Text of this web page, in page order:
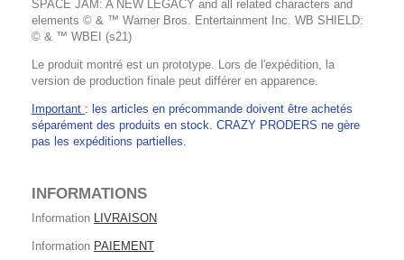
SPACE JAM: A NEW LEGACY and all related characters and
elements © & ™ Warner Bros. Entertainment Inc. WB SHIELD:
© & ™ WBEI (s21)
Le produit montré est un prototype. Lors de l'expédition, la
version de production finale peut différer en apparence.
Important : les articles en précommande doivent être achetés
séparément des produits en stock. CRAZY PRODERS ne gère
pas les expéditions partielles.
INFORMATIONS
Information LIVRAISON
Information PAIEMENT